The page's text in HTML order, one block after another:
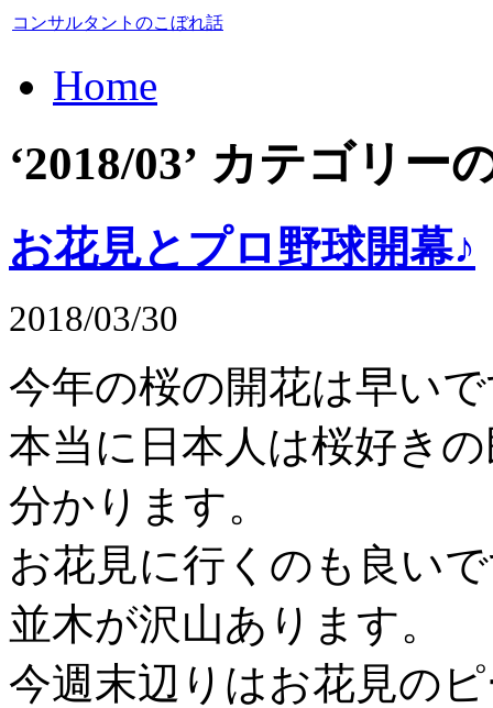
コンサルタントのこぼれ話
Home
‘2018/03’ カテゴリー
お花見とプロ野球開幕♪
2018/03/30
今年の桜の開花は早い
本当に日本人は桜好き
分かります。
お花見に行くのも良い
並木が沢山あります。
今週末辺りはお花見の